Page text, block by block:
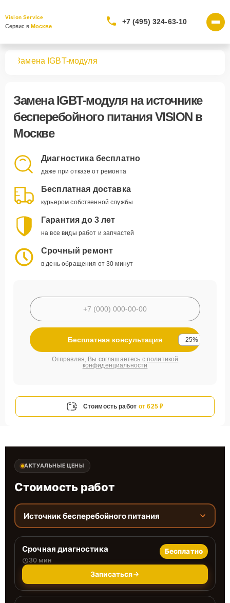
Vision Service
Сервис в Москве
+7 (495) 324-63-10
Замена IGBT-модуля
Замена IGBT-модуляна источнике
бесперебойного питания VISION в
Москве
Диагностика бесплатно
даже при отказе от ремонта
Бесплатная доставка
курьером собственной службы
Гарантия до 3 лет
на все виды работ и запчастей
Срочный ремонт
в день обращения от 30 минут
Бесплатная консультация -25%
Отправляя, Вы соглашаетесь с политикой
конфиденциальности
Стоимость работ от 625 ₽
АКТУАЛЬНЫЕ ЦЕНЫ
Стоимость работ
Источник бесперебойного питания
Срочная диагностика
30 мин
Бесплатно
Записаться